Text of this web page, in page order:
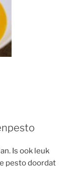
Is ook leuk
pesto doordat